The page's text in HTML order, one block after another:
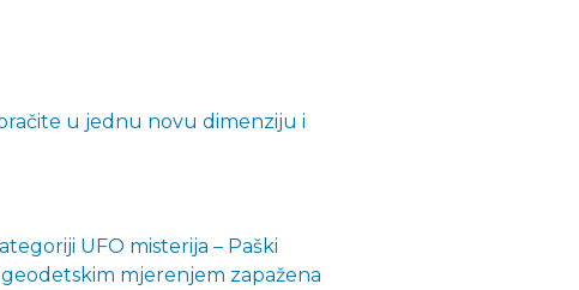
u jednu novu dimenziju i
UFO misterija – Paški
mjerenjem zapažena